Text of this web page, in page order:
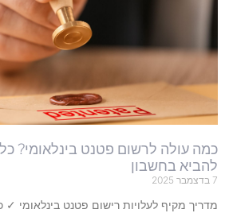
כמה עולה לרשום פטנט בינלאומי?
להביא בחשבון
7 בדצמבר 2025